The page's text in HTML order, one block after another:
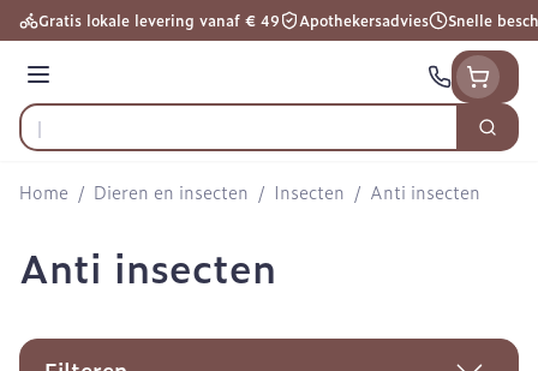
Ga naar de inhoud
Gratis lokale levering vanaf € 49 Apothekersadvies Snelle
Menu
Product, merk, categorie...
Zoek
Home / Dieren en insecten / Insecten / Anti insecten
Anti insecten